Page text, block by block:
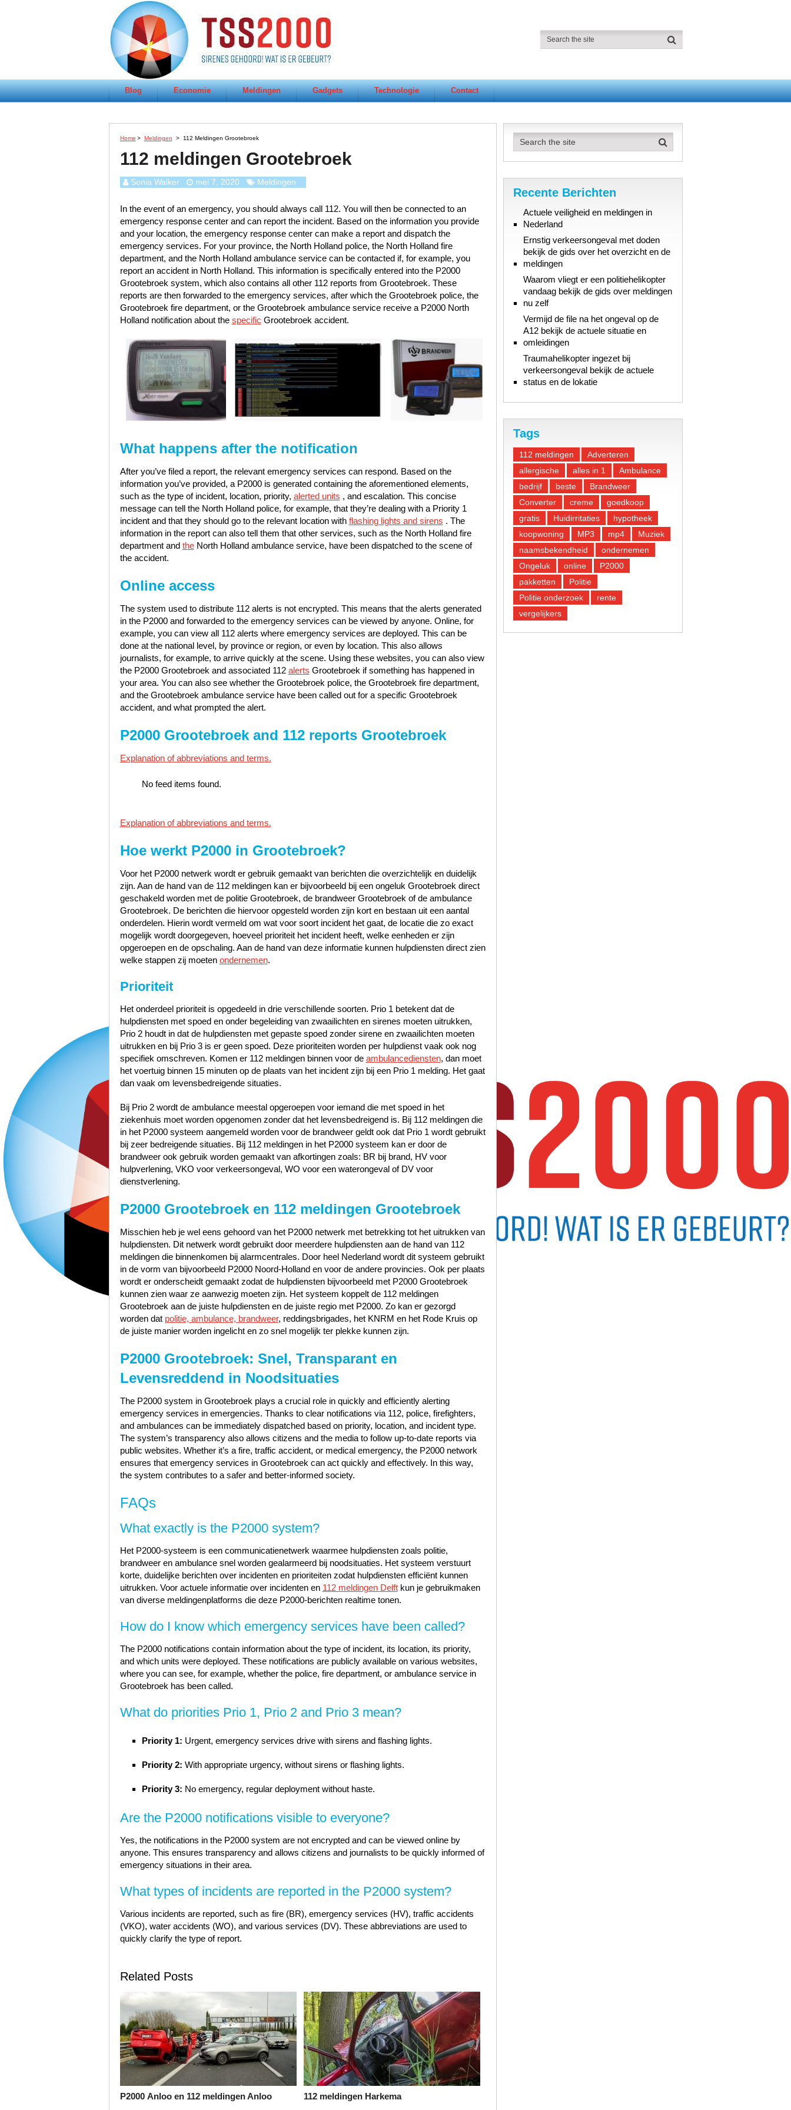
Blog Economie Meldingen Gadgets Technologie Contact
Home > Meldingen > 112 Meldingen Grootebroek
112 meldingen Grootebroek
Sonia Walker mei 7, 2020 Meldingen
In the event of an emergency, you should always call 112. You will then be connected to an
emergency response center and can report the incident. Based on the information you provide
and your location, the emergency response center can make a report and dispatch the
emergency services. For your province, the North Holland police, the North Holland fire
department, and the North Holland ambulance service can be contacted if, for example, you
report an accident in North Holland. This information is specifically entered into the P2000
Grootebroek system, which also contains all other 112 reports from Grootebroek. These
reports are then forwarded to the emergency services, after which the Grootebroek police, the
Grootebroek fire department, or the Grootebroek ambulance service receive a P2000 North
Holland notification about the specific Grootebroek accident.
What happens after the notification
After you’ve filed a report, the relevant emergency services can respond. Based on the
information you’ve provided, a P2000 is generated containing the aforementioned elements,
such as the type of incident, location, priority, alerted units , and escalation. This concise
message can tell the North Holland police, for example, that they’re dealing with a Priority 1
incident and that they should go to the relevant location with flashing lights and sirens . The
information in the report can also tell them that other services, such as the North Holland fire
department and theNorth Holland ambulance service, have been dispatched to the scene of
the accident.
Online access
The system used to distribute 112 alerts is not encrypted. This means that the alerts generated
in the P2000 and forwarded to the emergency services can be viewed by anyone. Online, for
example, you can view all 112 alerts where emergency services are deployed. This can be
done at the national level, by province or region, or even by location. This also allows
journalists, for example, to arrive quickly at the scene. Using these websites, you can also view
the P2000 Grootebroek and associated 112 alerts Grootebroek if something has happened in
your area. You can also see whether the Grootebroek police, the Grootebroek fire department,
and the Grootebroek ambulance service have been called out for a specific Grootebroek
accident, and what prompted the alert.
P2000 Grootebroek and 112 reports Grootebroek
Explanation of abbreviations and terms.
No feed items found.
Explanation of abbreviations and terms.
Hoe werkt P2000 in Grootebroek?
Voor het P2000 netwerk wordt er gebruik gemaakt van berichten die overzichtelijk en duidelijk
zijn. Aan de hand van de 112 meldingen kan er bijvoorbeeld bij een ongeluk Grootebroek direct
geschakeld worden met de politie Grootebroek, de brandweer Grootebroek of de ambulance
Grootebroek. De berichten die hiervoor opgesteld worden zijn kort en bestaan uit een aantal
onderdelen. Hierin wordt vermeld om wat voor soort incident het gaat, de locatie die zo exact
mogelijk wordt doorgegeven, hoeveel prioriteit het incident heeft, welke eenheden er zijn
opgeroepen en de opschaling. Aan de hand van deze informatie kunnen hulpdiensten direct zien
welke stappen zij moeten ondernemen.
Prioriteit
Het onderdeel prioriteit is opgedeeld in drie verschillende soorten. Prio 1 betekent dat de
hulpdiensten met spoed en onder begeleiding van zwaailichten en sirenes moeten uitrukken,
Prio 2 houdt in dat de hulpdiensten met gepaste spoed zonder sirene en zwaailichten moeten
uitrukken en bij Prio 3 is er geen spoed. Deze prioriteiten worden per hulpdienst vaak ook nog
specifiek omschreven. Komen er 112 meldingen binnen voor de ambulancediensten, dan moet
het voertuig binnen 15 minuten op de plaats van het incident zijn bij een Prio 1 melding. Het gaat
dan vaak om levensbedreigende situaties.
Bij Prio 2 wordt de ambulance meestal opgeroepen voor iemand die met spoed in het
ziekenhuis moet worden opgenomen zonder dat het levensbedreigend is. Bij 112 meldingen die
in het P2000 systeem aangemeld worden voor de brandweer geldt ook dat Prio 1 wordt gebruikt
bij zeer bedreigende situaties. Bij 112 meldingen in het P2000 systeem kan er door de
brandweer ook gebruik worden gemaakt van afkortingen zoals: BR bij brand, HV voor
hulpverlening, VKO voor verkeersongeval, WO voor een waterongeval of DV voor
dienstverlening.
P2000 Grootebroek en 112 meldingen Grootebroek
Misschien heb je wel eens gehoord van het P2000 netwerk met betrekking tot het uitrukken van
hulpdiensten. Dit netwerk wordt gebruikt door meerdere hulpdiensten aan de hand van 112
meldingen die binnenkomen bij alarmcentrales. Door heel Nederland wordt dit systeem gebruikt
in de vorm van bijvoorbeeld P2000 Noord-Holland en voor de andere provincies. Ook per plaats
wordt er onderscheidt gemaakt zodat de hulpdiensten bijvoorbeeld met P2000 Grootebroek
kunnen zien waar ze aanwezig moeten zijn. Het systeem koppelt de 112 meldingen
Grootebroek aan de juiste hulpdiensten en de juiste regio met P2000. Zo kan er gezorgd
worden dat politie, ambulance, brandweer, reddingsbrigades, het KNRM en het Rode Kruis op
de juiste manier worden ingelicht en zo snel mogelijk ter plekke kunnen zijn.
P2000 Grootebroek: Snel, Transparant en
Levensreddend in Noodsituaties
The P2000 system in Grootebroek plays a crucial role in quickly and efficiently alerting
emergency services in emergencies. Thanks to clear notifications via 112, police, firefighters,
and ambulances can be immediately dispatched based on priority, location, and incident type.
The system’s transparency also allows citizens and the media to follow up-to-date reports via
public websites. Whether it’s a fire, traffic accident, or medical emergency, the P2000 network
ensures that emergency services in Grootebroek can act quickly and effectively. In this way,
the system contributes to a safer and better-informed society.
FAQs
What exactly is the P2000 system?
Het P2000-systeem is een communicatienetwerk waarmee hulpdiensten zoals politie,
brandweer en ambulance snel worden gealarmeerd bij noodsituaties. Het systeem verstuurt
korte, duidelijke berichten over incidenten en prioriteiten zodat hulpdiensten efficiënt kunnen
uitrukken. Voor actuele informatie over incidenten en 112 meldingen Delftkun je gebruikmaken
van diverse meldingenplatforms die deze P2000-berichten realtime tonen.
How do I know which emergency services have been called?
The P2000 notifications contain information about the type of incident, its location, its priority,
and which units were deployed. These notifications are publicly available on various websites,
where you can see, for example, whether the police, fire department, or ambulance service in
Grootebroek has been called.
What do priorities Prio 1, Prio 2 and Prio 3 mean?
Priority 1: Urgent, emergency services drive with sirens and flashing lights.
Priority 2: With appropriate urgency, without sirens or flashing lights.
Priority 3: No emergency, regular deployment without haste.
Are the P2000 notifications visible to everyone?
Yes, the notifications in the P2000 system are not encrypted and can be viewed online by
anyone. This ensures transparency and allows citizens and journalists to be quickly informed of
emergency situations in their area.
What types of incidents are reported in the P2000 system?
Various incidents are reported, such as fire (BR), emergency services (HV), traffic accidents
(VKO), water accidents (WO), and various services (DV). These abbreviations are used to
quickly clarify the type of report.
Related Posts
P2000 Anloo en 112 meldingen Anloo 112 meldingen Harkema
Recente Berichten
Actuele veiligheid en meldingen in
Nederland
Ernstig verkeersongeval met doden
bekijk de gids over het overzicht en de
meldingen
Waarom vliegt er een politiehelikopter
vandaag bekijk de gids over meldingen
nu zelf
Vermijd de file na het ongeval op de
A12 bekijk de actuele situatie en
omleidingen
Traumahelikopter ingezet bij
verkeersongeval bekijk de actuele
status en de lokatie
Tags
112 meldingen
Adverteren
allergische
alles in 1
Ambulance
bedrijf
beste
Brandweer
Converter
creme
goedkoop
gratis
Huidirritaties
hypotheek
koopwoning
MP3 mp4
Muziek
naamsbekendheid
ondernemen
Ongeluk
online
P2000
pakketten
Politie
Politie onderzoek
rente
vergelijkers